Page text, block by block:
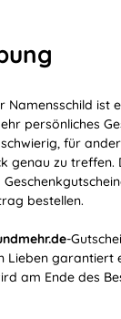
Namensschild ist
persönliches
für
genau zu treffen.
bestellen.
-
Lieben garantiert
am Ende des